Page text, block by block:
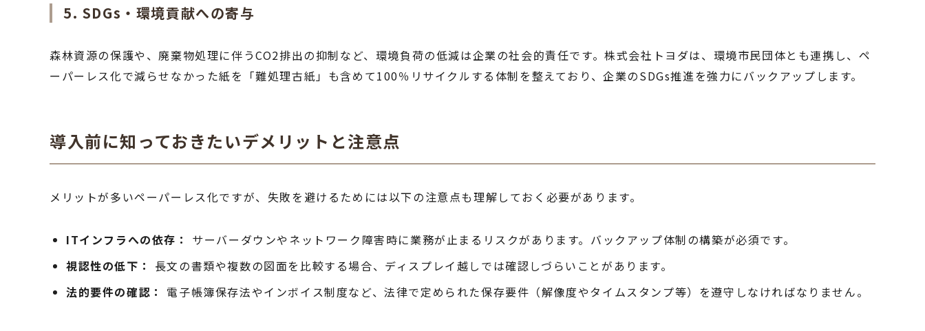
5. SDGs・環境貢献への寄与
森林資源の保護や、廃棄物処理に伴うCO2排出の抑制など、環境負荷の低減は企業の社会的責任です。株式会社トヨダは、環境市民団体とも連携し、ペ
ーパーレス化で減らせなかった紙を「難処理古紙」も含めて100％リサイクルする体制を整えており、企業のSDGs推進を強力にバックアップします。
導入前に知っておきたいデメリットと注意点
メリットが多いペーパーレス化ですが、失敗を避けるためには以下の注意点も理解しておく必要があります。
ITインフラへの依存：
サーバーダウンやネットワーク障害時に業務が止まるリスクがあります。バックアップ体制の構築が必須です。
視認性の低下：
長文の書類や複数の図面を比較する場合、ディスプレイ越しでは確認しづらいことがあります。
法的要件の確認：
電子帳簿保存法やインボイス制度など、法律で定められた保存要件（解像度やタイムスタンプ等）を遵守しなければなりません。